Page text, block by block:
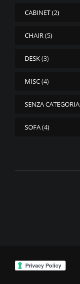
CABINET(2)
CHAIR(5)
DESK(3)
MISC(4)
SENZA CATEGORIA
SOFA(4)